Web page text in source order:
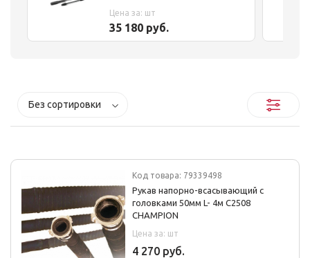
10,7кг
Цена за: шт
35 180 руб.
Без сортировки
Код товара: 79339498
Рукав напорно-всасывающий с
головками 50мм L- 4м С2508
CHAMPION
Цена за: шт
4 270 руб.